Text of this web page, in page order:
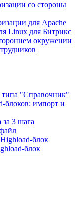
со стороны
для Apache
Linux для Битрикс
окружении
"Справочник"
блоков: импорт и
3 шага
блок
блок